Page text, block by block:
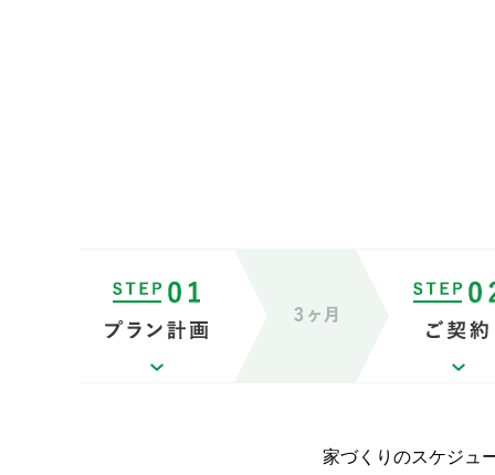
家づくりのスケジュ